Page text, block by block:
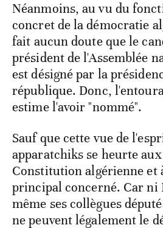
Néanmoins, au vu du
concret de la démocratie
fait aucun doute que le
président de l'Assemblée
est désigné par la
république. Donc,
estime l'avoir "nommé".
Sauf que cette vue de
apparatchiks se heurte
Constitution algérienne et
principal concerné. Car ni
même ses collègues
ne peuvent légalement le